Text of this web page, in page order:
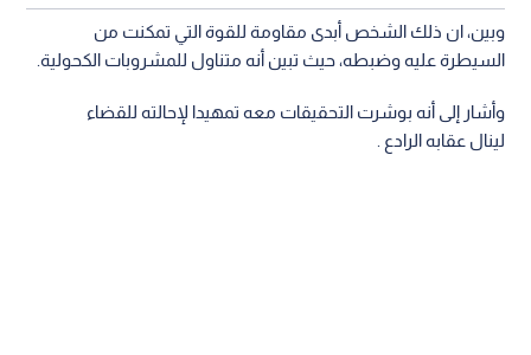
وبين، ان ذلك الشخص أبدى مقاومة للقوة التي تمكنت من
السيطرة عليه وضبطه، حيث تبين أنه متناول للمشروبات الكحولية.
وأشار إلى أنه بوشرت التحقيقات معه تمهيدا لإحالته للقضاء
لينال عقابه الرادع .